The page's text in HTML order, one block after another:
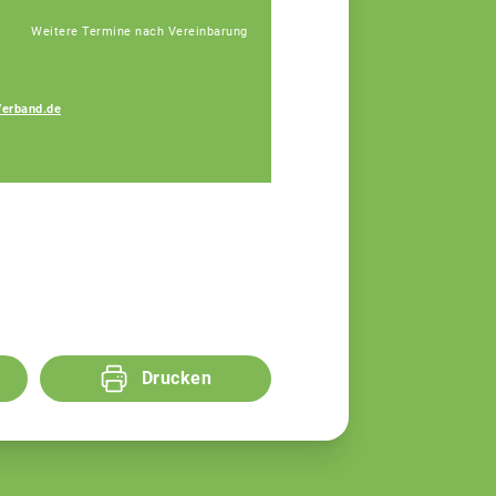
Weitere Termine nach Vereinbarung
Drucken